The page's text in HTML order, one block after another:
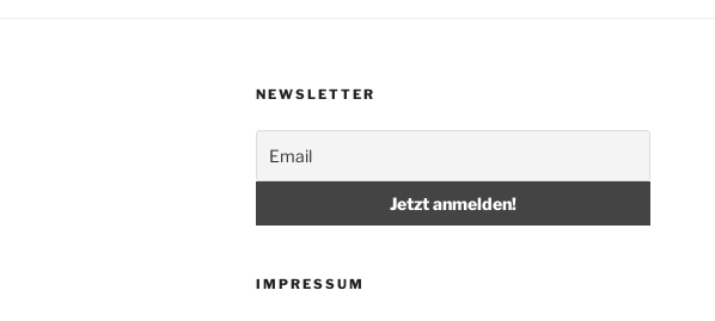
NEWSLETTER
IMPRESSUM